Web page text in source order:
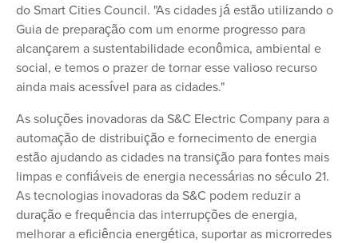
do Smart Cities Council. "As cidades já estão utilizando o
Guia de preparação com um enorme progresso para
alcançarem a sustentabilidade econômica, ambiental e
social, e temos o prazer de tornar esse valioso recurso
ainda mais acessível para as cidades."
As soluções inovadoras da S&C Electric Company para a
automação de distribuição e fornecimento de energia
estão ajudando as cidades na transição para fontes mais
limpas e confiáveis de energia necessárias no século 21.
As tecnologias inovadoras da S&C podem reduzir a
duração e frequência das interrupções de energia,
melhorar a eficiência energética, suportar as microrredes